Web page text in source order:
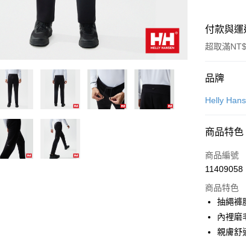
付款與
超取滿
付款方式
信用卡一
悠遊付
運送方式
7-11取貨
品牌
Helly
商品特色
商品編號
11409058
商品特色
抽繩褲
內裡磨
親膚舒